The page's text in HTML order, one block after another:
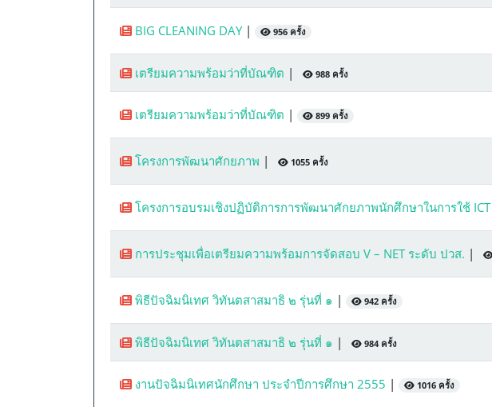
BIG CLEANING DAY | 956 ครั้ง
เตรียมความพร้อมว่าที่บัณฑิต | 988 ครั้ง
เตรียมความพร้อมว่าที่บัณฑิต | 899 ครั้ง
โครงการพัฒนาศักยภาพ | 1055 ครั้ง
โครงการอบรมเชิงปฏิบัติการการพัฒนาศักยภาพนักศึกษาในการใช้ ICT
การประชุมเพื่อเตรียมความพร้อมการจัดสอบ V – NET ระดับ ปวส. |
พิธีปัจฉิมนิเทศ วิทันตสาสมาธิ ๒ รุ่นที่ ๑ | 942 ครั้ง
พิธีปัจฉิมนิเทศ วิทันตสาสมาธิ ๒ รุ่นที่ ๑ | 984 ครั้ง
งานปัจฉิมนิเทศนักศึกษา ประจำปีการศึกษา 2555 | 1016 ครั้ง